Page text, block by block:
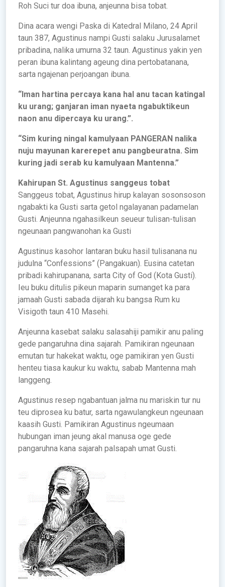
Roh Suci tur doa ibuna, anjeunna bisa tobat.
Dina acara wengi Paska di Katedral Milano, 24 April
taun 387, Agustinus nampi Gusti salaku Jurusalamet
pribadina, nalika umurna 32 taun. Agustinus yakin yen
peran ibuna kalintang ageung dina pertobatanana,
sarta ngajenan perjoangan ibuna.
“Iman hartina percaya kana hal anu tacan katingal
ku urang; ganjaran iman nyaeta ngabuktikeun
naon anu dipercaya ku urang.”.
“Sim kuring ningal kamulyaan PANGERAN nalika
nuju mayunan karerepet anu pangbeuratna. Sim
kuring jadi serab ku kamulyaan Mantenna.”
Kahirupan St. Agustinus sanggeus tobat
Sanggeus tobat, Agustinus hirup kalayan sosonsoson
ngabakti ka Gusti sarta getol ngalayanan padamelan
Gusti. Anjeunna ngahasilkeun seueur tulisan-tulisan
ngeunaan pangwanohan ka Gusti
Agustinus kasohor lantaran buku hasil tulisanana nu
judulna “Confessions” (Pangakuan). Eusina catetan
pribadi kahirupanana, sarta City of God (Kota Gusti).
Ieu buku ditulis pikeun maparin sumanget ka para
jamaah Gusti sabada dijarah ku bangsa Rum ku
Visigoth taun 410 Masehi.
Anjeunna kasebat salaku salasahiji pamikir anu paling
gede pangaruhna dina sajarah. Pamikiran ngeunaan
emutan tur hakekat waktu, oge pamikiran yen Gusti
henteu tiasa kaukur ku waktu, sabab Mantenna mah
langgeng.
Agustinus resep ngabantuan jalma nu mariskin tur nu
teu diprosea ku batur, sarta ngawulangkeun ngeunaan
kaasih Gusti. Pamikiran Agustinus ngeumaan
hubungan iman jeung akal manusa oge gede
pangaruhna kana sajarah palsapah umat Gusti.